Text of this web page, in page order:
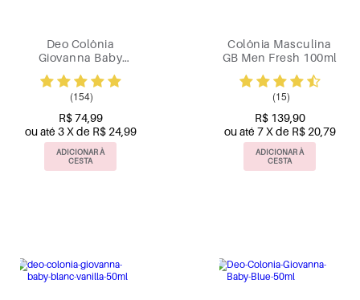
Deo Colônia
Giovanna Baby
(154)
R$ 74,99
ou até 3 X de R$ 24,99
ADICIONAR À
CESTA
Colônia Masculina
GB Men Fresh 100ml
(15)
R$ 139,90
ou até 7 X de R$ 20,79
ADICIONAR À
CESTA